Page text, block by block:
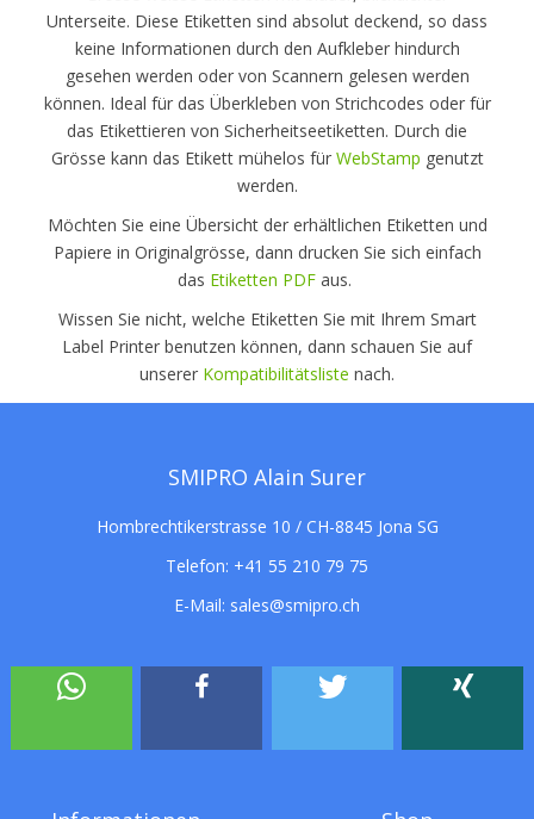
Unterseite. Diese Etiketten sind absolut deckend, so dass
keine Informationen durch den Aufkleber hindurch
gesehen werden oder von Scannern gelesen werden
können. Ideal für das Überkleben von Strichcodes oder für
das Etikettieren von Sicherheitseetiketten. Durch die
Grösse kann das Etikett mühelos für WebStamp genutzt
werden.
Möchten Sie eine Übersicht der erhältlichen Etiketten und
Papiere in Originalgrösse, dann drucken Sie sich einfach
das Etiketten PDF aus.
Wissen Sie nicht, welche Etiketten Sie mit Ihrem Smart
Label Printer benutzen können, dann schauen Sie auf
unserer Kompatibilitätsliste nach.
SMIPRO Alain Surer
Hombrechtikerstrasse 10 / CH-8845 Jona SG
Telefon: +41 55 210 79 75
E-Mail: sales@smipro.ch